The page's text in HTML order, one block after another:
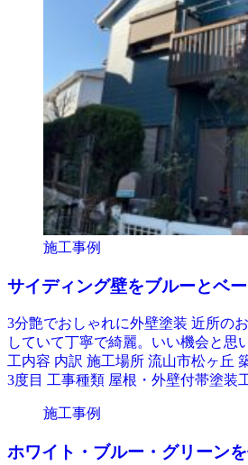
施工事例
サイディング壁をブルーとベ
3分艶でおしゃれに外壁塗装 近所の
していて丁寧で綺麗。いい機会と思
工内容 内訳 施工場所 流山市松ヶ丘
3度目 工事種類 屋根・外壁付帯塗装
施工事例
ホワイト・ブルー・グリーン